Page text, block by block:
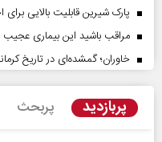
پارک شیرین قابلیت‌ بالایی
مراقب باشید این بیماری عجیب
خاوران؛ گمشده‌ای در تاریخ
پربازدید پربحث